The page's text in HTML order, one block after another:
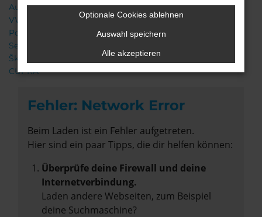
Audi
VW
Porsche
Seat
Škoda
CUPRA
Fehler: Network Error
Beim Laden ist ein Fehler aufgetreten.
Hier sind ein paar Tipps, die dir helfen können:
Überprüfe deine Firewall und deine
Internetverbindung.
Laden andere Webseiten, zum Beispiel
deine Suchmaschine?
Optionale Cookies ablehnen
Auswahl speichern
Alle akzeptieren